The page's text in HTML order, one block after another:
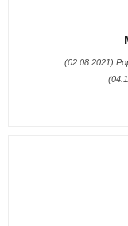
(02.08.2021)